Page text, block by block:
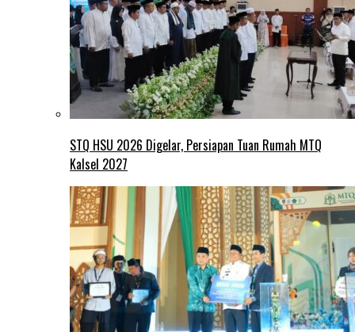
STQ HSU 2026 Digelar, Persiapan Tuan Rumah MTQ
Kalsel 2027